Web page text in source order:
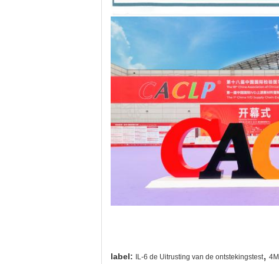
label: IL-6 de Uitrusting van de ontstekingstest,